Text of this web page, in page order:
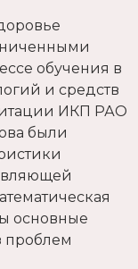
обучения в
и средств
ИКП РАО
были
основные
проблем